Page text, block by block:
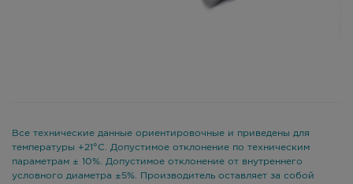
Все технические данные ориентировочные и приведены для
температуры +21°С. Допустимое отклонение по техническим
параметрам ± 10%. Допустимое отклонение от внутреннего
условного диаметра ±5%. Производитель оставляет за собой